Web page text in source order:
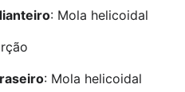
: Mola helicoidal
: Mola helicoidal